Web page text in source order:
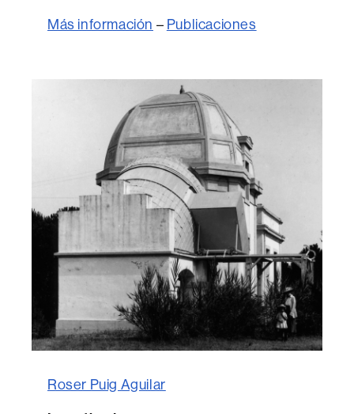
Más información – Publicaciones
Roser Puig Aguilar